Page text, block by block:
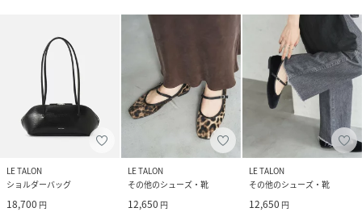
LE TALON
ショルダーバッグ
18,700 円
LE TALON
その他のシューズ・靴
12,650 円
LE TALON
その他のシューズ・靴
12,650 円